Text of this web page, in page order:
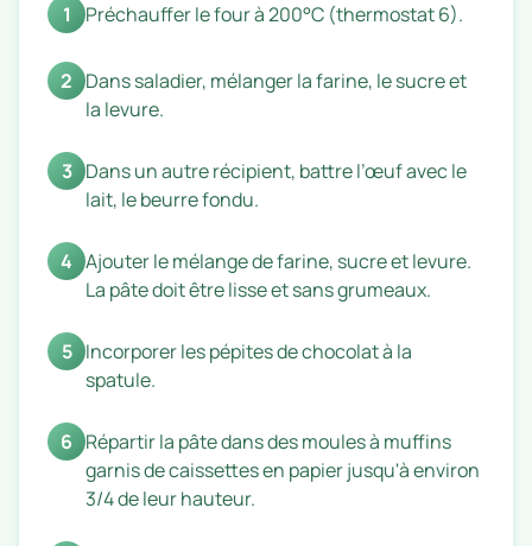
1 Préchauffer le four à 200°C (thermostat 6).
2 Dans saladier, mélanger la farine, le sucre et
la levure.
3 Dans un autre récipient, battre l’œuf avec le
lait, le beurre fondu.
4 Ajouter le mélange de farine, sucre et levure.
La pâte doit être lisse et sans grumeaux.
5 Incorporer les pépites de chocolat à la
spatule.
6 Répartir la pâte dans des moules à muffins
garnis de caissettes en papier jusqu'à environ
3/4 de leur hauteur.